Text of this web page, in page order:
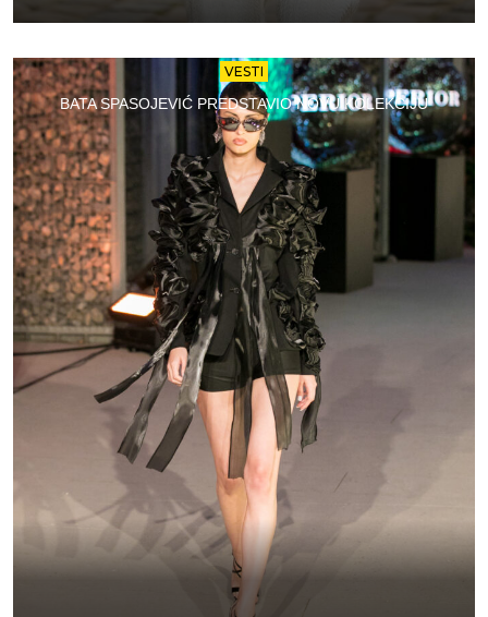
VESTI
BATA SPASOJEVIĆ PREDSTAVIO NOVU KOLEKCIJU